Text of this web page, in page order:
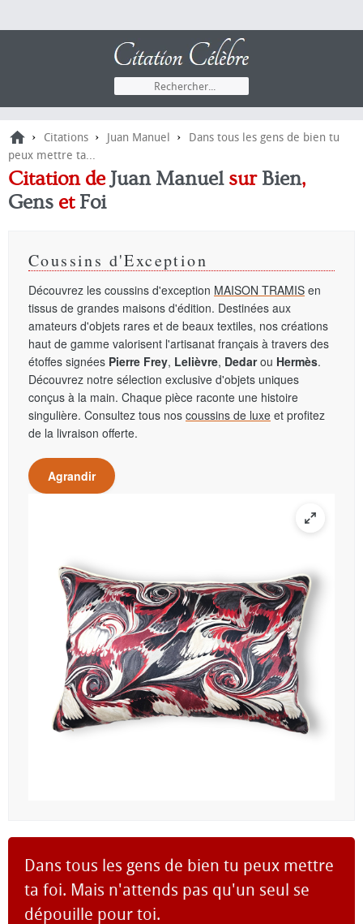
› Citations › Juan Manuel ›
Dans tous les gens de bien tu
peux mettre ta...
Citation deJuan Manuelsur Bien,
Gens et Foi
Coussins d'Exception
Découvrez les coussins d'exception MAISON TRAMIS en
tissus de grandes maisons d'édition. Destinées aux
amateurs d'objets rares et de beaux textiles, nos créations
haut de gamme valorisent l'artisanat français à travers des
étoffes signées Pierre Frey, Lelièvre, Dedarou Hermès.
Découvrez notre sélection exclusive d'objets uniques
conçus à la main. Chaque pièce raconte une histoire
singulière. Consultez tous nos coussins de luxe et profitez
de la livraison offerte.
Agrandir
Dans tous les gens de bien tu peux mettre
ta foi. Mais n'attends pas qu'un seul se
dépouille pour toi.